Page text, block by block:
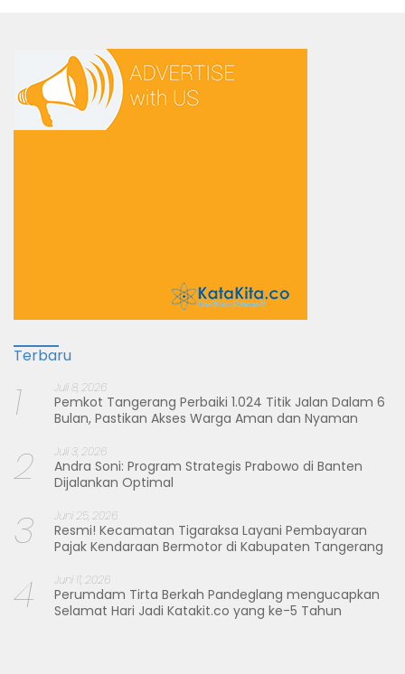
Terbaru
1 Juli 8, 2026
Pemkot Tangerang Perbaiki 1.024 Titik Jalan Dalam 6
Bulan, Pastikan Akses Warga Aman dan Nyaman
2 Juli 3, 2026
Andra Soni: Program Strategis Prabowo di Banten
Dijalankan Optimal
3 Juni 25, 2026
Resmi! Kecamatan Tigaraksa Layani Pembayaran
Pajak Kendaraan Bermotor di Kabupaten Tangerang
4 Juni 11, 2026
Perumdam Tirta Berkah Pandeglang mengucapkan
Selamat Hari Jadi Katakit.co yang ke-5 Tahun